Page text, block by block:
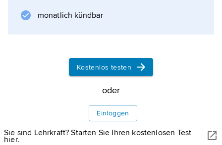
monatlich kündbar
Kostenlos testen
oder
Einloggen
Sie sind Lehrkraft? Starten Sie Ihren kostenlosen Test
hier.